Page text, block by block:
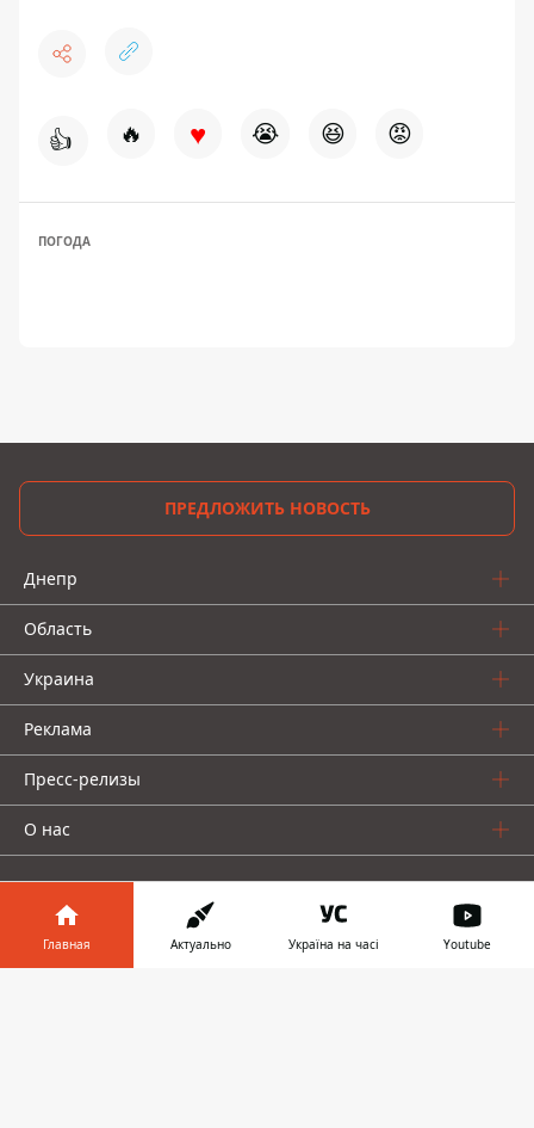
👍 🔥 ♥ 😭 😆 😡
ПОГОДА
ПРЕДЛОЖИТЬ НОВОСТЬ
Днепр
Область
Украина
Реклама
Пресс-релизы
О нас
Главная Актуально Україна на часі Youtube